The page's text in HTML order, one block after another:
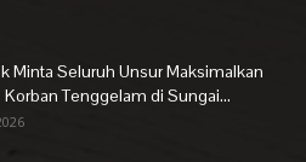
Minta Seluruh Unsur Maksimalkan
Tenggelam di Sungai...